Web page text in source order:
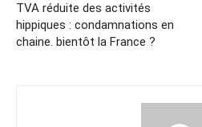
TVA réduite des activités
hippiques : condamnations en
chaine. bientôt la France ?